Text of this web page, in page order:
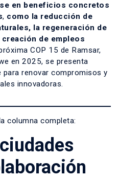
en beneficios concretos
, como la reducción de
la regeneración de
de empleos
COP 15 de Ramsar,
en 2025, se presenta
renovar compromisos y
innovadoras.
columna completa: